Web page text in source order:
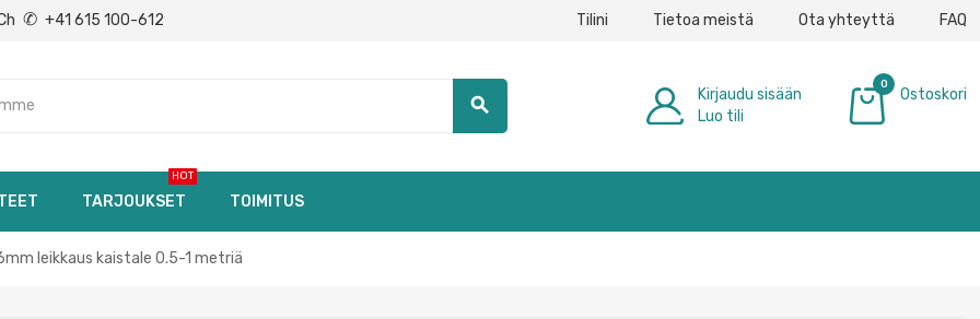
✆ +41 615 100-612 Tilini Tietoa meistä Ota yhteyttä FAQ
search
Kirjaudu sisään
Luo tili
0
Ostoskori
TARJOUKSET
HOT
TOIMITUS
leikkaus kaistale 0.5-1 metriä